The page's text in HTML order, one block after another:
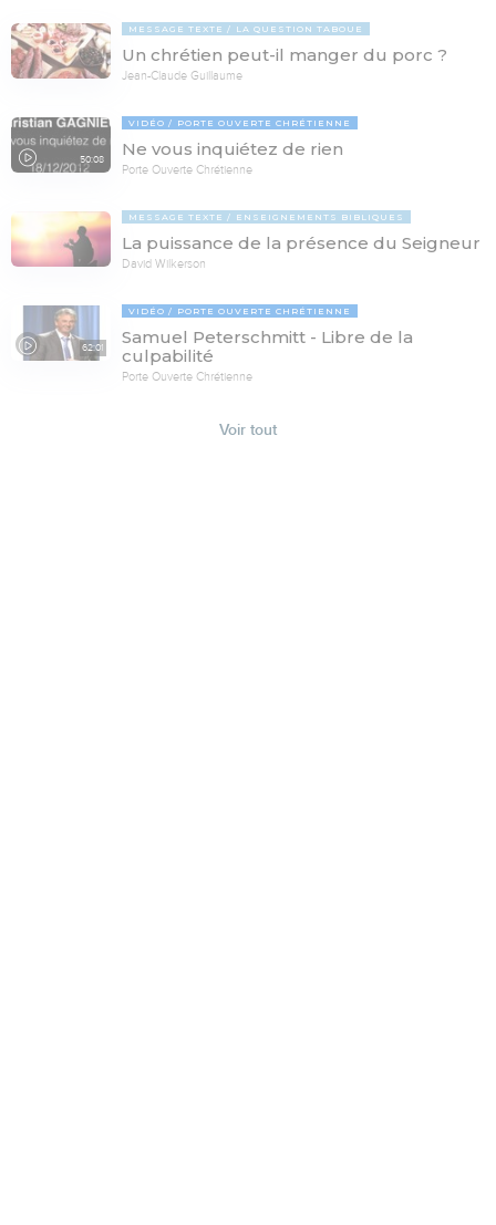
MESSAGE TEXTE LA QUESTION TABOUE
Un chrétien peut-il manger du porc ?
Jean-Claude Guillaume
50:08
VIDÉO PORTE OUVERTE CHRÉTIENNE
Ne vous inquiétez de rien
Porte Ouverte Chrétienne
MESSAGE TEXTE ENSEIGNEMENTS BIBLIQUES
La puissance de la présence du Seigneur
David Wilkerson
62:01
VIDÉO PORTE OUVERTE CHRÉTIENNE
Samuel Peterschmitt - Libre de la
culpabilité
Porte Ouverte Chrétienne
Voir tout